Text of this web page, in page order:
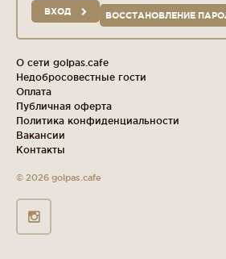
ВХОД ВОССТАНОВЛЕНИЕ
О сети golpas.cafe
Недобросовестные гости
Оплата
Публичная оферта
Политика конфиденциальности
Вакансии
Контакты
© 2026 golpas.cafe